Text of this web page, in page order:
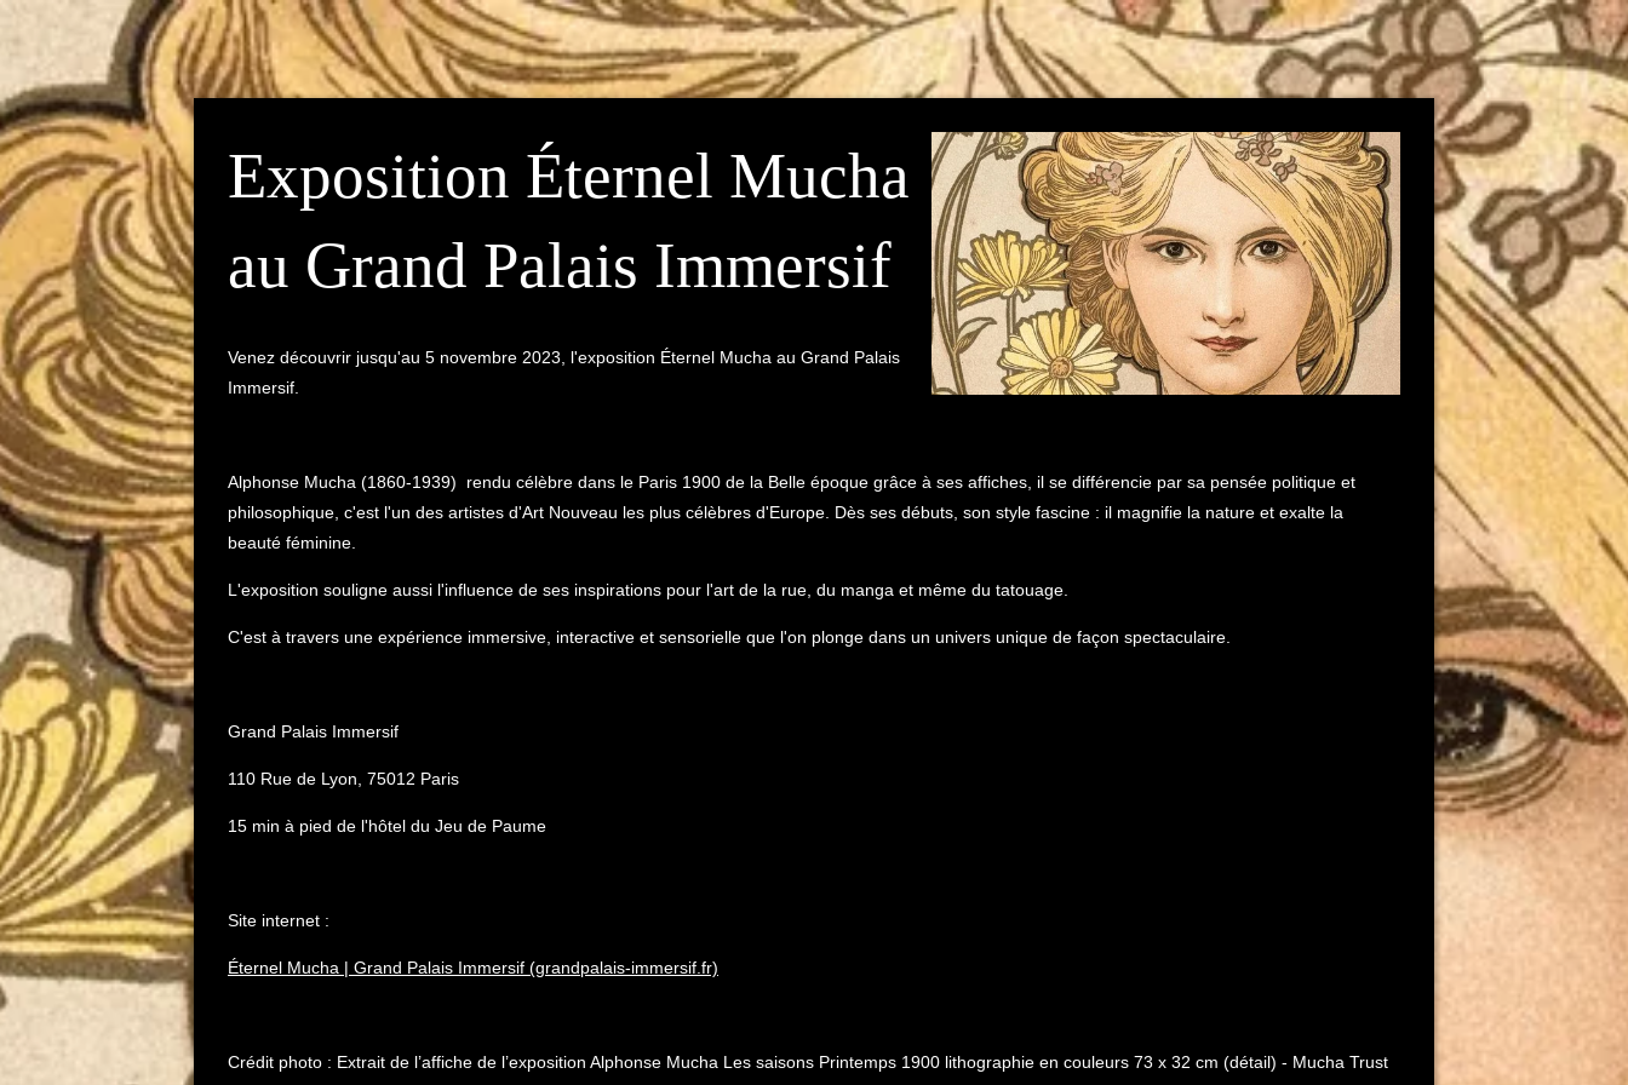
Exposition Éternel Mucha
au Grand Palais Immersif
Venez découvrir jusqu'au 5 novembre 2023, l'exposition Éternel Mucha au Grand Palais
Immersif.
Alphonse Mucha (1860-1939) rendu célèbre dans le Paris 1900 de la Belle époque grâce à ses affiches, il se différencie par sa pensée politique et
philosophique, c'est l'un des artistes d'Art Nouveau les plus célèbres d'Europe. Dès ses débuts, son style fascine : il magnifie la nature et exalte la
beauté féminine.
L'exposition souligne aussi l'influence de ses inspirations pour l'art de la rue, du manga et même du tatouage.
C'est à travers une expérience immersive, interactive et sensorielle que l'on plonge dans un univers unique de façon spectaculaire.
Grand Palais Immersif
110 Rue de Lyon, 75012 Paris
15 min à pied de l'hôtel du Jeu de Paume
Site internet :
Éternel Mucha | Grand Palais Immersif (grandpalais-immersif.fr)
Crédit photo : Extrait de l’affiche de l’exposition Alphonse Mucha Les saisons Printemps 1900 lithographie en couleurs 73 x 32 cm (détail) - Mucha Trust